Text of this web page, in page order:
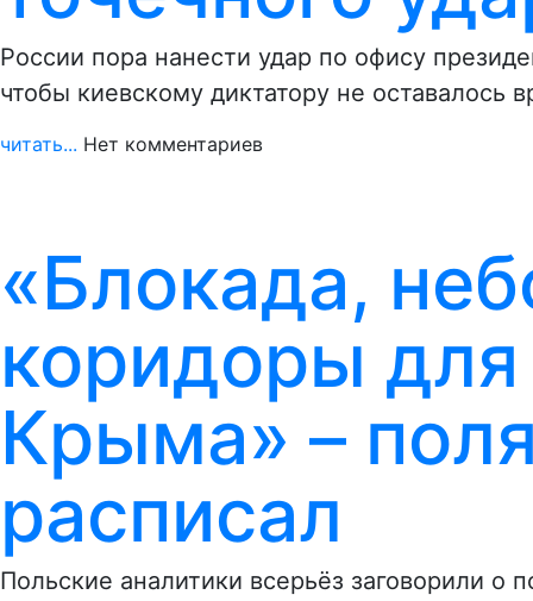
России пора нанести удар по офису
чтобы киевскому диктатору не оставалось
читать... Нет комментариев
«Блокада,
коридоры
Крыма» –
расписал
Польские аналитики всерьёз заговорили